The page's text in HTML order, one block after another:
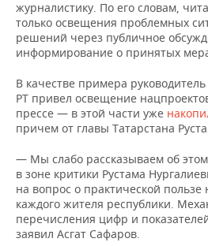
журналистику. По его словам,
только освещения проблемных
решений через публичное
информирование о принятых
В качестве примера
РТ привел освещение
прессе — в этой части уже
причем от главы Татарстана
— Мы слабо рассказываем об
в зоне критики Рустама
на вопрос о практической пользе
каждого жителя республики.
перечисления цифр и
заявил Асгат Сафаров.